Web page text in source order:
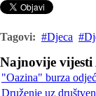
Tagovi: Djeca
Najnovije
"Oazina" burza
Druženje uz